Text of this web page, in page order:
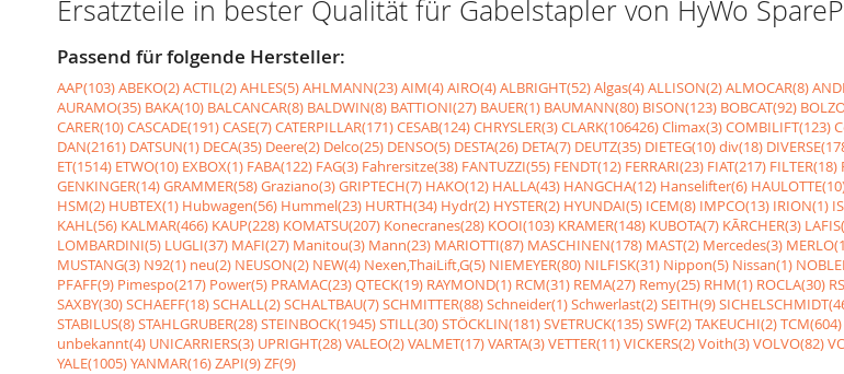
Ersatzteile in bester Qualität für Gabelstapler von HyWo
Passend für folgende Hersteller:
AAP(103)ABEKO(2)ACTIL(2)AHLES(5)AHLMANN(23)AIM(4)AIRO(4)ALBRIGHT(52)Algas(4)ALLISON(2)ALMOCAR(8)
AURAMO(35) BAKA(10) BALCANCAR(8) BALDWIN(8) BATTIONI(27) BAUER(1) BAUMANN(80) BISON(123) BOBCAT(92)
CARER(10)CASCADE(191)CASE(7)CATERPILLAR(171)CESAB(124)CHRYSLER(3)CLARK(106426)Climax(3)COMBILIFT(123)
DAN(2161) DATSUN(1) DECA(35) Deere(2) Delco(25) DENSO(5) DESTA(26) DETA(7) DEUTZ(35) DIETEG(10)div(18)
ET(1514) ETWO(10) EXBOX(1) FABA(122) FAG(3) Fahrersitze(38) FANTUZZI(55) FENDT(12) FERRARI(23) FIAT(217) FILTER(18)
GENKINGER(14)GRAMMER(58)Graziano(3)GRIPTECH(7) HAKO(12) HALLA(43) HANGCHA(12) Hanselifter(6)
HSM(2) HUBTEX(1) Hubwagen(56) Hummel(23) HURTH(34) Hydr(2) HYSTER(2) HYUNDAI(5) ICEM(8) IMPCO(13) IRION(1)
KAHL(56) KALMAR(466) KAUP(228) KOMATSU(207) Konecranes(28) KOOI(103) KRAMER(148) KUBOTA(7) KÃRCHER(3)
LOMBARDINI(5) LUGLI(37) MAFI(27) Manitou(3) Mann(23) MARIOTTI(87) MASCHINEN(178) MAST(2) Mercedes(3)
MUSTANG(3) N92(1) neu(2) NEUSON(2) NEW(4) Nexen,ThaiLift,G(5) NIEMEYER(80) NILFISK(31) Nippon(5) Nissan(1)
PFAFF(9) Pimespo(217) Power(5) PRAMAC(23)QTECK(19) RAYMOND(1) RCM(31) REMA(27) Remy(25) RHM(1) ROCLA(30)
SAXBY(30)SCHAEFF(18)SCHALL(2)SCHALTBAU(7)SCHMITTER(88)Schneider(1)Schwerlast(2)SEITH(9)
STABILUS(8)STAHLGRUBER(28)STEINBOCK(1945)STILL(30)STÖCKLIN(181)SVETRUCK(135)SWF(2)TAKEUCHI(2)TCM(604)
unbekannt(4) UNICARRIERS(3) UPRIGHT(28)VALEO(2)VALMET(17)VARTA(3)VETTER(11)VICKERS(2)Voith(3)VOLVO(82)
YALE(1005)YANMAR(16)ZAPI(9)ZF(9)